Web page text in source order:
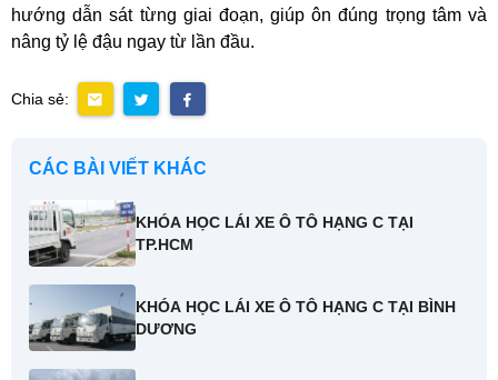
hướng dẫn sát từng giai đoạn, giúp ôn đúng trọng tâm và
nâng tỷ lệ đậu ngay từ lần đầu.
Chia sẻ:
CÁC BÀI VIẾT KHÁC
KHÓA HỌC LÁI XE Ô TÔ HẠNG C TẠI
TP.HCM
KHÓA HỌC LÁI XE Ô TÔ HẠNG C TẠI BÌNH
DƯƠNG